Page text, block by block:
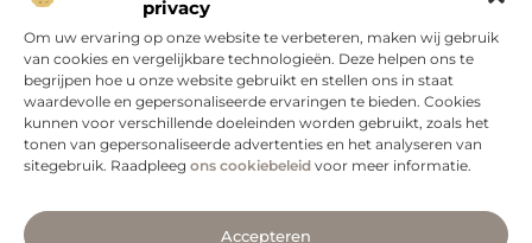
privacy
Om uw ervaring op onze website te verbeteren, maken wij gebruik
van cookies en vergelijkbare technologieën. Deze helpen ons te
begrijpen hoe u onze website gebruikt en stellen ons in staat
waardevolle en gepersonaliseerde ervaringen te bieden. Cookies
kunnen voor verschillende doeleinden worden gebruikt, zoals het
tonen van gepersonaliseerde advertenties en het analyseren van
sitegebruik. Raadpleeg ons cookiebeleid voor meer informatie.
Accepteren
De procedure van een schaamlip correctie
Tegenwoordig maken technologische ontwikkelingen
dat er steeds meer mogelijk is. We kunnen allerlei
ingrepen en procedures doorlopen om een betere